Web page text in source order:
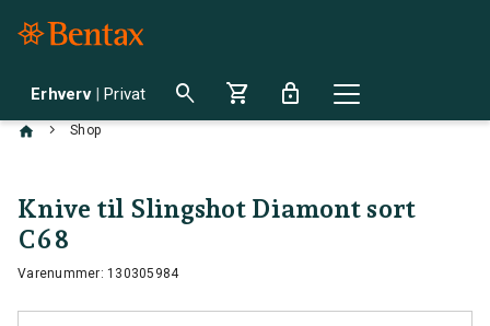
Erhverv | Privat search shopping_cart lock
chevron_right Shop
Knive til Slingshot Diamont sort
C68
Varenummer: 130305984